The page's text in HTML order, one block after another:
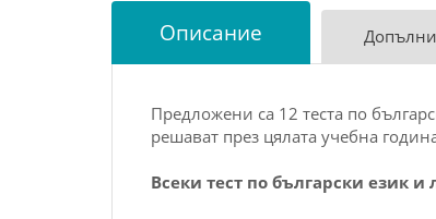
Описание
Предложени са 12 теста по
решават през цялата учебна
Всеки тест по български език